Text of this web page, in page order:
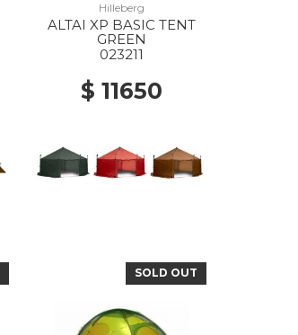
Hilleberg
ALTAI XP BASIC TENT
GREEN
023211
$ 11650
SOLD OUT